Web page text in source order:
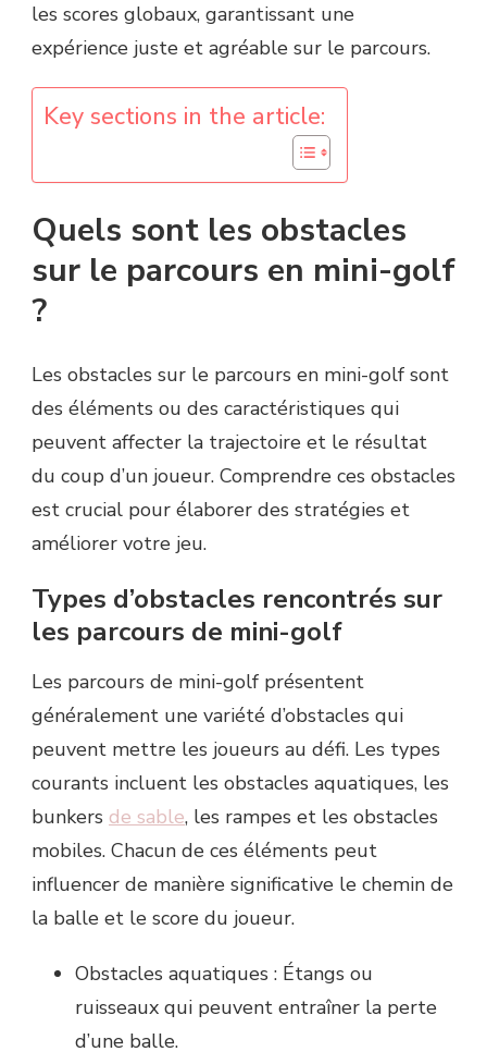
les scores globaux, garantissant une
expérience juste et agréable sur le parcours.
Key sections in the article:
Quels sont les obstacles
sur le parcours en mini-golf
?
Les obstacles sur le parcours en mini-golf sont
des éléments ou des caractéristiques qui
peuvent affecter la trajectoire et le résultat
du coup d’un joueur. Comprendre ces obstacles
est crucial pour élaborer des stratégies et
améliorer votre jeu.
Types d’obstacles rencontrés sur
les parcours de mini-golf
Les parcours de mini-golf présentent
généralement une variété d’obstacles qui
peuvent mettre les joueurs au défi. Les types
courants incluent les obstacles aquatiques, les
bunkers de sable, les rampes et les obstacles
mobiles. Chacun de ces éléments peut
influencer de manière significative le chemin de
la balle et le score du joueur.
Obstacles aquatiques : Étangs ou
ruisseaux qui peuvent entraîner la perte
d’une balle.